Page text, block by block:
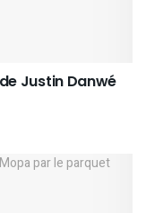
Justin Danwé